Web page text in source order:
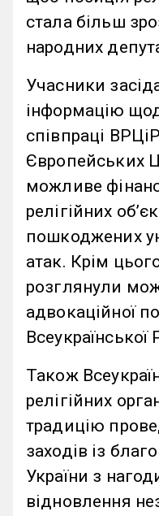
стала більш
народних
Учасники
інформацію
співпраці
Європейських
можливе
релігійних
пошкоджених
атак. Крім
розглянули
адвокаційної
Також
релігійних
традицію
заходів із
України з
відновлення